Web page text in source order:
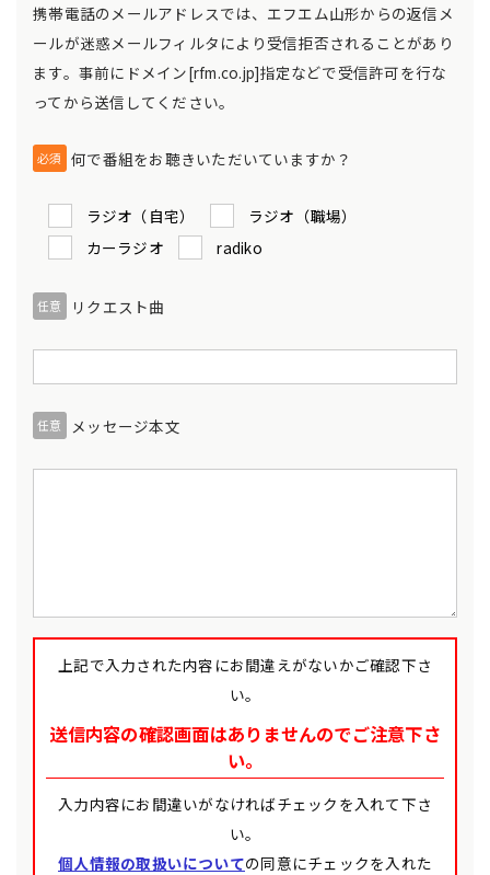
携帯電話のメールアドレスでは、エフエム山形からの返信メ
ールが迷惑メールフィルタにより受信拒否されることがあり
ます。事前にドメイン[rfm.co.jp]指定などで受信許可を行な
ってから送信してください。
必須 何で番組をお聴きいただいていますか？
ラジオ（自宅）
ラジオ（職場）
カーラジオ
radiko
任意 リクエスト曲
任意 メッセージ本文
上記で入力された内容にお間違えがないかご確認下さ
い。
送信内容の確認画面はありませんのでご注意下さ
い。
入力内容にお間違いがなければチェックを入れて下さ
い。
個人情報の取扱いについての同意にチェックを入れた